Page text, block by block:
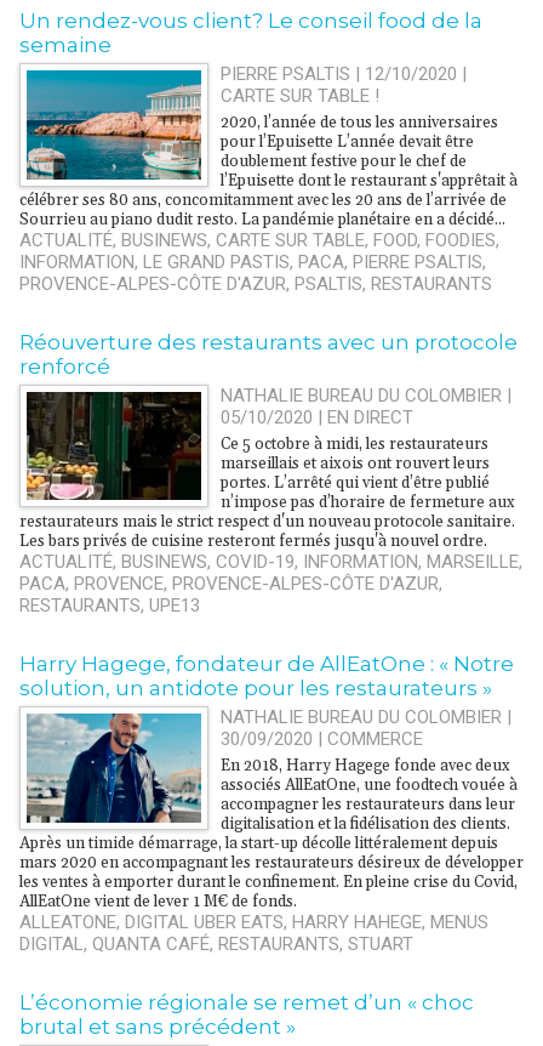
Un rendez-vous client? Le conseil food de la
semaine
PIERRE PSALTIS | 12/10/2020 |
CARTE SUR TABLE !
2020, l’année de tous les anniversaires
pour l’Epuisette L’année devait être
doublement festive pour le chef de
l’Epuisette dont le restaurant s'apprêtait à
célébrer ses 80 ans, concomitamment avec les 20 ans de l’arrivée de
Sourrieu au piano dudit resto. La pandémie planétaire en a décidé...
ACTUALITÉ, BUSINEWS, CARTE SUR TABLE, FOOD, FOODIES,
INFORMATION, LE GRAND PASTIS, PACA, PIERRE PSALTIS,
PROVENCE-ALPES-CÔTE D'AZUR, PSALTIS, RESTAURANTS
​Réouverture des restaurants avec un protocole
renforcé
NATHALIE BUREAU DU COLOMBIER |
05/10/2020 |EN DIRECT
Ce 5 octobre à midi, les restaurateurs
marseillais et aixois ont rouvert leurs
portes. L’arrêté qui vient d’être publié
n’impose pas d’horaire de fermeture aux
restaurateurs mais le strict respect d'un nouveau protocole sanitaire.
Les bars privés de cuisine resteront fermés jusqu'à nouvel ordre.
ACTUALITÉ, BUSINEWS, COVID-19, INFORMATION, MARSEILLE,
PACA, PROVENCE, PROVENCE-ALPES-CÔTE D'AZUR,
RESTAURANTS, UPE13
Harry Hagege, fondateur de AllEatOne : « Notre
solution, un antidote pour les restaurateurs »
NATHALIE BUREAU DU COLOMBIER |
30/09/2020 |COMMERCE
En 2018, Harry Hagege fonde avec deux
associés AllEatOne, une foodtech vouée à
accompagner les restaurateurs dans leur
digitalisation et la fidélisation des clients.
Après un timide démarrage, la start-up décolle littéralement depuis
mars 2020 en accompagnant les restaurateurs désireux de développer
les ventes à emporter durant le confinement. En pleine crise du Covid,
AllEatOne vient de lever 1 M€ de fonds.
ALLEATONE, DIGITAL UBER EATS, HARRY HAHEGE, MENUS
DIGITAL, QUANTA CAFÉ, RESTAURANTS, STUART
L’économie régionale se remet d’un « choc
brutal et sans précédent »